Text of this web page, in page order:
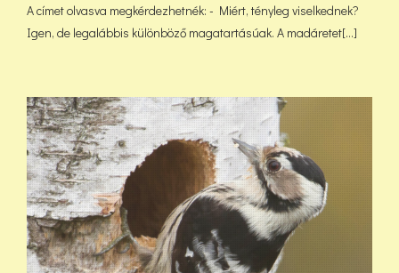
A címet olvasva megkérdezhetnék: - Miért, tényleg viselkednek?
Igen, de legalábbis különböző magatartásúak. A madáretet[...]